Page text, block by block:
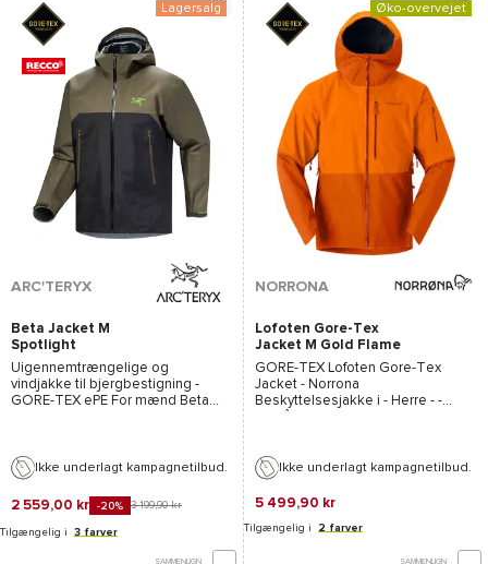
Lagersalg
ARC'TERYX
Beta Jacket M
Spotlight
Uigennemtrængelige og
vindjakke til bjergbestigning -
GORE-TEX ePE For mænd Beta
Ikke underlagt kampagnetilbud.
2 559,00 kr -20% 3 199,90 kr
Tilgængelig i 3 farver
SAMMENLIGN
Øko-overvejet
NORRONA
Lofoten Gore-Tex
Jacket M Gold Flame
GORE-TEX Lofoten Gore-Tex
Jacket - Norrona
Beskyttelsesjakke i - Herre - -
Ikke underlagt kampagnetilbud.
5 499,90 kr
Tilgængelig i 2 farver
SAMMENLIGN